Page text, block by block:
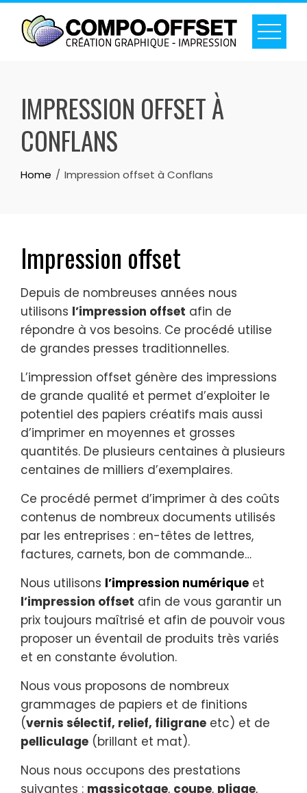
IMPRESSION OFFSET À
CONFLANS
Home Impression offset à Conflans
Impression offset
Depuis de nombreuses années nous
utilisons l’impression offset afin de
répondre à vos besoins. Ce procédé utilise
de grandes presses traditionnelles.
L’impression offset génère des impressions
de grande qualité et permet d’exploiter le
potentiel des papiers créatifs mais aussi
d’imprimer en moyennes et grosses
quantités. De plusieurs centaines à plusieurs
centaines de milliers d’exemplaires.
Ce procédé permet d’imprimer à des coûts
contenus de nombreux documents utilisés
par les entreprises : en-têtes de lettres,
factures, carnets, bon de commande…
Nous utilisons l’impression numérique et
l’impression offset afin de vous garantir un
prix toujours maîtrisé et afin de pouvoir vous
proposer un éventail de produits très variés
et en constante évolution.
Nous vous proposons de nombreux
grammages de papiers et de finitions
(vernis sélectif, relief, filigrane etc) et de
pelliculage (brillant et mat).
Nous nous occupons des prestations
suivantes : massicotage, coupe, pliage,